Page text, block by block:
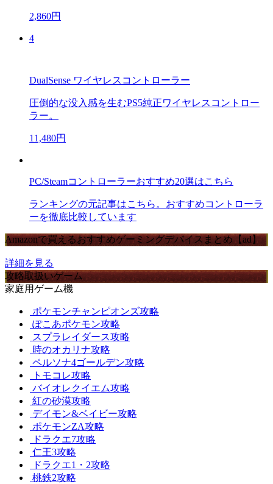
2,860円
4
DualSense ワイヤレスコントローラー
圧倒的な没入感を生むPS5純正ワイヤレスコントロー
ラー。
11,480円
PC/Steamコントローラーおすすめ20選はこちら
ランキングの元記事はこちら。おすすめコントローラ
ーを徹底比較しています
Amazonで買えるおすすめゲーミングデバイスまとめ【ad】
詳細を見る
攻略取扱いゲーム
家庭用ゲーム機
ポケモンチャンピオンズ攻略
ぽこあポケモン攻略
スプラレイダース攻略
時のオカリナ攻略
ペルソナ4ゴールデン攻略
トモコレ攻略
バイオレクイエム攻略
紅の砂漠攻略
デイモン&ベイビー攻略
ポケモンZA攻略
ドラクエ7攻略
仁王3攻略
ドラクエ1・2攻略
桃鉄2攻略